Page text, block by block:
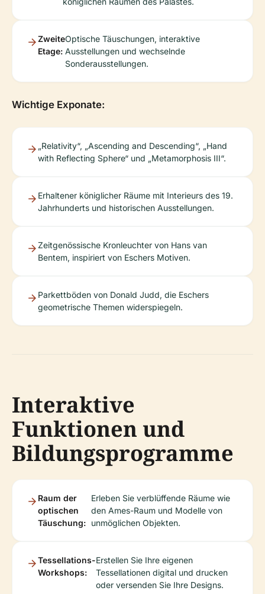
Zweite
Etage:
Optische Täuschungen, interaktive
Ausstellungen und wechselnde
Sonderausstellungen.
Wichtige Exponate:
„Relativity“, „Ascending and Descending“, „Hand
with Reflecting Sphere“ und „Metamorphosis III“.
Erhaltener königlicher Räume mit Interieurs des 19.
Jahrhunderts und historischen Ausstellungen.
Zeitgenössische Kronleuchter von Hans van
Bentem, inspiriert von Eschers Motiven.
Parkettböden von Donald Judd, die Eschers
geometrische Themen widerspiegeln.
Interaktive
Funktionen und
Bildungsprogramme
Raum der
optischen
Täuschung:
Erleben Sie verblüffende Räume wie
den Ames-Raum und Modelle von
unmöglichen Objekten.
Tessellations-
Workshops:
Erstellen Sie Ihre eigenen
Tessellationen digital und drucken
oder versenden Sie Ihre Designs.